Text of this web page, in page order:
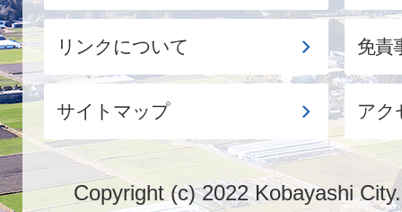
リンクについて 免責
サイトマップ アク
Copyright (c) 2022 Kobayashi